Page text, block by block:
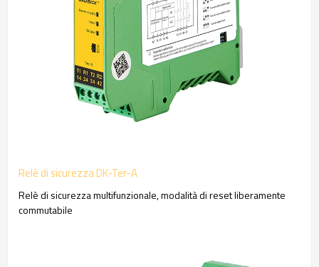
Relè di sicurezza DK-Ter-A
Relè di sicurezza multifunzionale, modalità di reset liberamente
commutabile